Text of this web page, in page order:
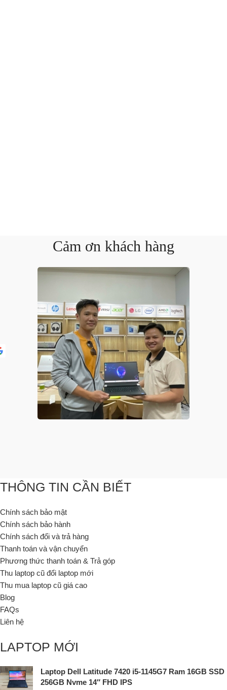
Cảm ơn khách hàng
THÔNG TIN CẦN BIẾT
Chính sách bảo mật
Chính sách bảo hành
Chính sách đổi và trả hàng
Thanh toán và vận chuyển
Phương thức thanh toán & Trả góp
Thu laptop cũ đổi laptop mới
Thu mua laptop cũ giá cao
Blog
FAQs
Liên hệ
LAPTOP MỚI
Laptop Dell Latitude 7420 i5-1145G7 Ram 16GB SSD
256GB Nvme 14″ FHD IPS